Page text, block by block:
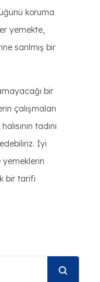
koruma
yemekte,
sarılmış bir
bir
çalışmaları
tadını
İyi
yemeklerin
bir tarifi